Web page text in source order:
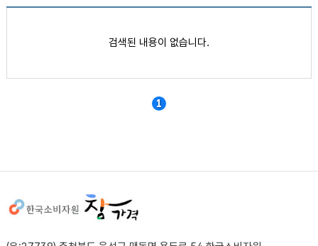
검색된 내용이 없습니다.
1